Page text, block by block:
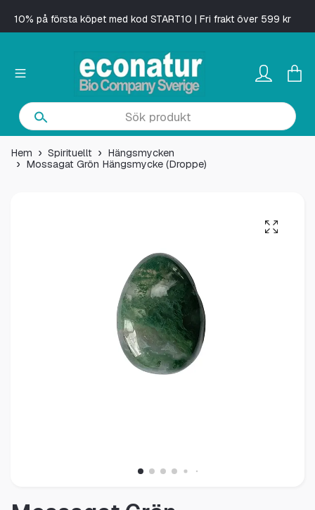
10% på första köpet med kod START10 | Fri frakt över 599 kr
Hem Spirituellt
Hängsmycken
Mossagat Grön Hängsmycke (Droppe)